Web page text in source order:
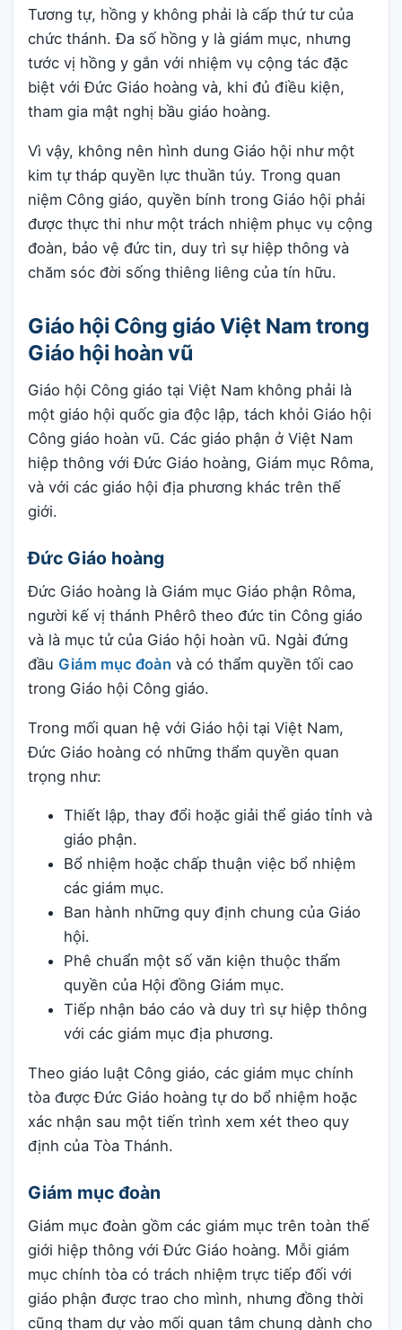
Tương tự, hồng y không phải là cấp thứ tư của
chức thánh. Đa số hồng y là giám mục, nhưng
tước vị hồng y gắn với nhiệm vụ cộng tác đặc
biệt với Đức Giáo hoàng và, khi đủ điều kiện,
tham gia mật nghị bầu giáo hoàng.
Vì vậy, không nên hình dung Giáo hội như một
kim tự tháp quyền lực thuần túy. Trong quan
niệm Công giáo, quyền bính trong Giáo hội phải
được thực thi như một trách nhiệm phục vụ cộng
đoàn, bảo vệ đức tin, duy trì sự hiệp thông và
chăm sóc đời sống thiêng liêng của tín hữu.
Giáo hội Công giáo Việt Nam trong
Giáo hội hoàn vũ
Giáo hội Công giáo tại Việt Nam không phải là
một giáo hội quốc gia độc lập, tách khỏi Giáo hội
Công giáo hoàn vũ. Các giáo phận ở Việt Nam
hiệp thông với Đức Giáo hoàng, Giám mục Rôma,
và với các giáo hội địa phương khác trên thế
giới.
Đức Giáo hoàng
Đức Giáo hoàng là Giám mục Giáo phận Rôma,
người kế vị thánh Phêrô theo đức tin Công giáo
và là mục tử của Giáo hội hoàn vũ. Ngài đứng
đầu Giám mục đoàn và có thẩm quyền tối cao
trong Giáo hội Công giáo.
Trong mối quan hệ với Giáo hội tại Việt Nam,
Đức Giáo hoàng có những thẩm quyền quan
trọng như:
Thiết lập, thay đổi hoặc giải thể giáo tỉnh và
giáo phận.
Bổ nhiệm hoặc chấp thuận việc bổ nhiệm
các giám mục.
Ban hành những quy định chung của Giáo
hội.
Phê chuẩn một số văn kiện thuộc thẩm
quyền của Hội đồng Giám mục.
Tiếp nhận báo cáo và duy trì sự hiệp thông
với các giám mục địa phương.
Theo giáo luật Công giáo, các giám mục chính
tòa được Đức Giáo hoàng tự do bổ nhiệm hoặc
xác nhận sau một tiến trình xem xét theo quy
định của Tòa Thánh.
Giám mục đoàn
Giám mục đoàn gồm các giám mục trên toàn thế
giới hiệp thông với Đức Giáo hoàng. Mỗi giám
mục chính tòa có trách nhiệm trực tiếp đối với
giáo phận được trao cho mình, nhưng đồng thời
cũng tham dự vào mối quan tâm chung dành cho